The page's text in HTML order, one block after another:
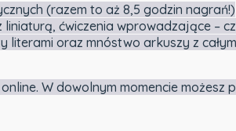
(razem to aż 8,5 godzin nagrań!)
liniaturą, ćwiczenia wprowadzające –
oraz mnóstwo arkuszy z
W dowolnym momencie możesz